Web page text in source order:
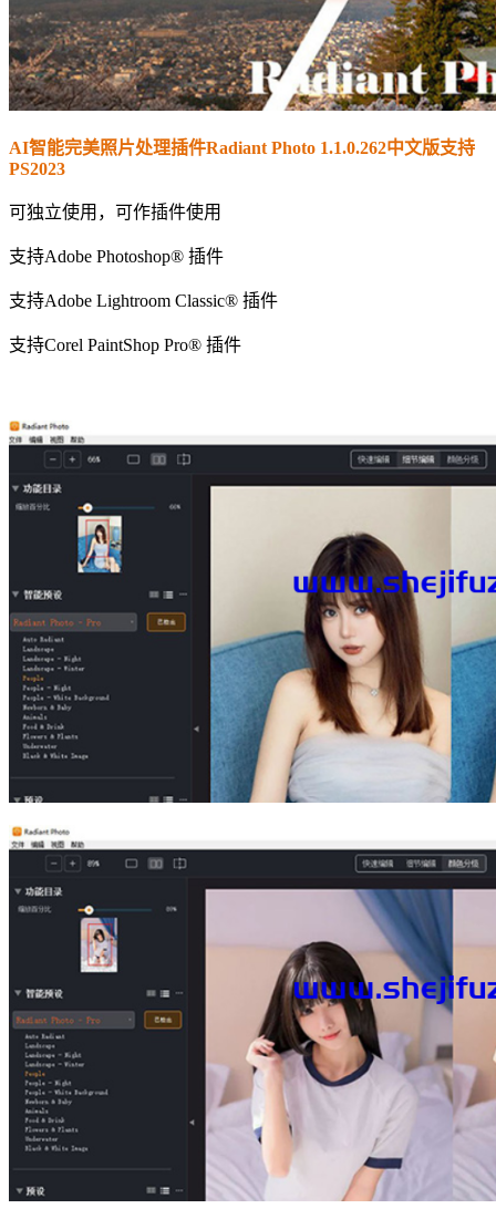
AI智能完美照片处理插件Radiant Photo 1.1.0.262中文版支持
PS2023
可独立使用，可作插件使用
支持Adobe Photoshop® 插件
支持Adobe Lightroom Classic® 插件
支持Corel PaintShop Pro® 插件